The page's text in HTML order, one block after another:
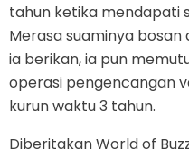
tahun ketika mendapati
Merasa suaminya
ia berikan, ia pun
operasi pengencangan
kurun waktu 3 tahun.
Diberitakan World of